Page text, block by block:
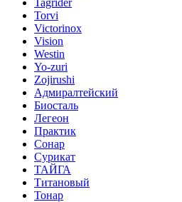
Tagrider
Torvi
Victorinox
Vision
Westin
Yo-zuri
Zojirushi
Адмиралтейский
Биосталь
Легеон
Практик
Сонар
Сурикат
ТАЙГА
Титановый
Тонар